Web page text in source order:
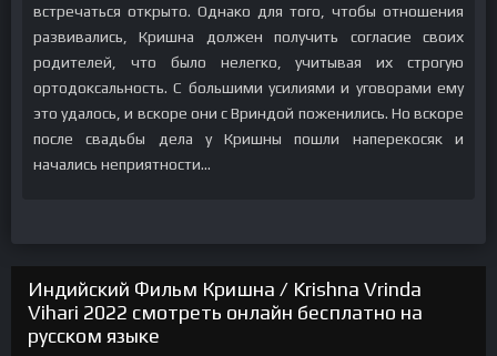
встречаться открыто. Однако для того, чтобы отношения
развивались, Кришна должен получить согласие своих
родителей, что было нелегко, учитывая их строгую
ортодоксальность. С большими усилиями и уговорами ему
это удалось, и вскоре они с Вриндой поженились. Но вскоре
после свадьбы дела у Кришны пошли наперекосяк и
начались неприятности...
Индийский Фильм Кришна / Krishna Vrinda
Vihari 2022 смотреть онлайн бесплатно на
русском языке